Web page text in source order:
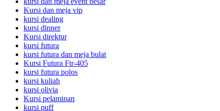
Kursi dan meja vip
kursi dealing
kursi dinner
Kursi direktur
kursi futura
kursi futura dan meja bulat
Kursi Futura Ftr-405
kursi futura polos
kursi kuliah
kursi olivia
Kursi pelaminan
kursi puff